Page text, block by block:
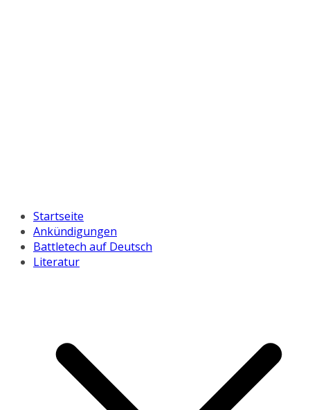
Startseite
Ankündigungen
Battletech auf Deutsch
Literatur